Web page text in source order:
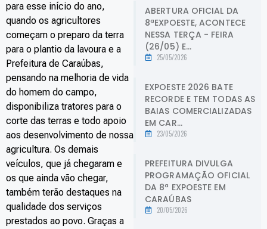
para esse início do ano,
quando os agricultores
começam o preparo da terra
para o plantio da lavoura e a
Prefeitura de Caraúbas,
pensando na melhoria de vida
do homem do campo,
disponibiliza tratores para o
corte das terras e todo apoio
aos desenvolvimento de nossa
agricultura. Os demais
veículos, que já chegaram e
os que ainda vão chegar,
também terão destaques na
qualidade dos serviços
prestados ao povo. Graças a
ABERTURA OFICIAL DA
8ªEXPOESTE, ACONTECE
NESSA TERÇA - FEIRA
(26/05) E...
25/05/2026
EXPOESTE 2026 BATE
RECORDE E TEM TODAS AS
BAIAS COMERCIALIZADAS
EM CAR...
23/05/2026
PREFEITURA DIVULGA
PROGRAMAÇÃO OFICIAL
DA 8ª EXPOESTE EM
CARAÚBAS
20/05/2026